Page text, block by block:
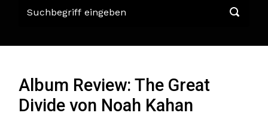
Album Review: The Great
Divide von Noah Kahan